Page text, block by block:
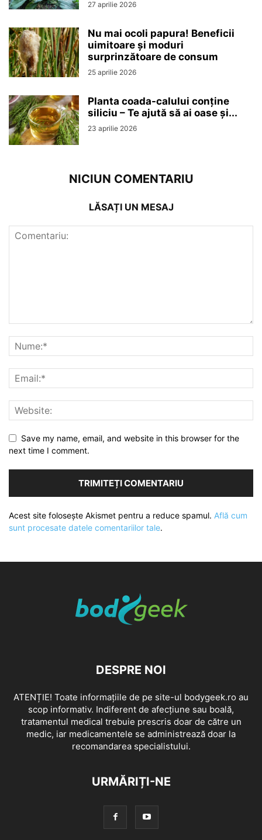
27 aprilie 2026
Nu mai ocoli papura! Beneficii
uimitoare și moduri
surprinzătoare de consum
25 aprilie 2026
Planta coada-calului conține
siliciu – Te ajută să ai oase și...
23 aprilie 2026
NICIUN COMENTARIU
LĂSAȚI UN MESAJ
Save my name, email, and website in this browser for the
next time I comment.
Acest site folosește Akismet pentru a reduce spamul. Află cum
sunt procesate datele comentariilor tale.
DESPRE NOI
ATENȚIE! Toate informațiile de pe site-ul bodygeek.ro au
scop informativ. Indiferent de afecțiune sau boală,
tratamentul medical trebuie prescris doar de către un
medic, iar medicamentele se administrează doar la
recomandarea specialistului.
URMĂRIȚI-NE